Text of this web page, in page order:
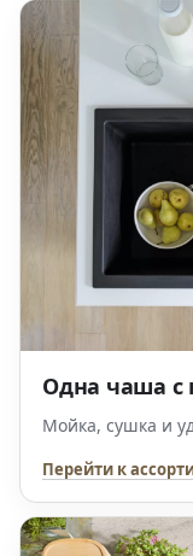
Одна чаша с
Мойка, сушка и
Перейти к